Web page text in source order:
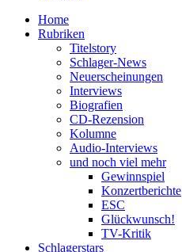
Home
Rubriken
Titelstory
Schlager-News
Neuerscheinungen
Interviews
Biografien
CD-Rezension
Kolumne
Audio-Interviews
und noch viel mehr
Gewinnspiel
Konzertberichte
ESC
Glückwunsch!
TV-Kritik
Schlagerstars